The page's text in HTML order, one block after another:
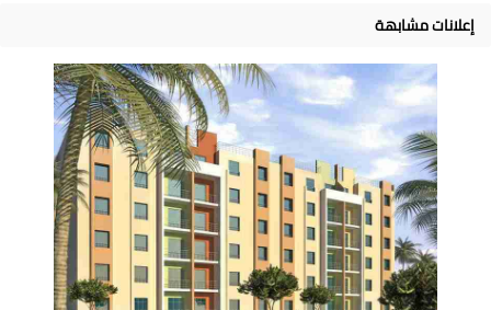
إعلانات مشابهة